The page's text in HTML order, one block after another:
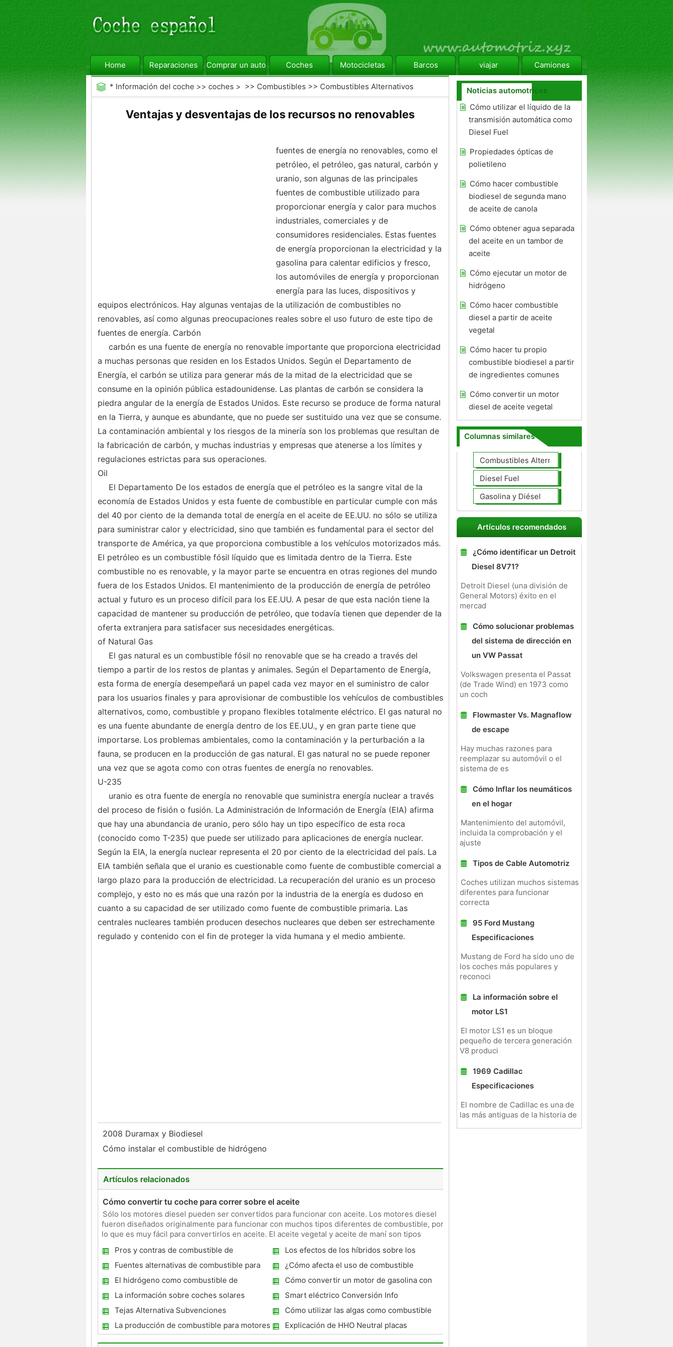
Home Reparaciones Comprar un automóvil Coches Motocicletas Barcos viajar Camiones
* Información del coche >> coches > >> Combustibles >> Combustibles Alternativos
Ventajas y desventajas de los recursos no renovables
fuentes de energía no renovables, como el
petróleo, el petróleo, gas natural, carbón y
uranio, son algunas de las principales
fuentes de combustible utilizado para
proporcionar energía y calor para muchos
industriales, comerciales y de
consumidores residenciales. Estas fuentes
de energía proporcionan la electricidad y la
gasolina para calentar edificios y fresco,
los automóviles de energía y proporcionan
energía para las luces, dispositivos y
equipos electrónicos. Hay algunas ventajas de la utilización de combustibles no
renovables, así como algunas preocupaciones reales sobre el uso futuro de este tipo de
fuentes de energía. Carbón
carbón es una fuente de energía no renovable importante que proporciona electricidad
a muchas personas que residen en los Estados Unidos. Según el Departamento de
Energía, el carbón se utiliza para generar más de la mitad de la electricidad que se
consume en la opinión pública estadounidense. Las plantas de carbón se considera la
piedra angular de la energía de Estados Unidos. Este recurso se produce de forma natural
en la Tierra, y aunque es abundante, que no puede ser sustituido una vez que se consume.
La contaminación ambiental y los riesgos de la minería son los problemas que resultan de
la fabricación de carbón, y muchas industrias y empresas que atenerse a los límites y
regulaciones estrictas para sus operaciones.
Oil
El Departamento De los estados de energía que el petróleo es la sangre vital de la
economía de Estados Unidos y esta fuente de combustible en particular cumple con más
del 40 por ciento de la demanda total de energía en el aceite de EE.UU. no sólo se utiliza
para suministrar calor y electricidad, sino que también es fundamental para el sector del
transporte de América, ya que proporciona combustible a los vehículos motorizados más.
El petróleo es un combustible fósil líquido que es limitada dentro de la Tierra. Este
combustible no es renovable, y la mayor parte se encuentra en otras regiones del mundo
fuera de los Estados Unidos. El mantenimiento de la producción de energía de petróleo
actual y futuro es un proceso difícil para los EE.UU. A pesar de que esta nación tiene la
capacidad de mantener su producción de petróleo, que todavía tienen que depender de la
oferta extranjera para satisfacer sus necesidades energéticas.
of Natural Gas
El gas natural es un combustible fósil no renovable que se ha creado a través del
tiempo a partir de los restos de plantas y animales. Según el Departamento de Energía,
esta forma de energía desempeñará un papel cada vez mayor en el suministro de calor
para los usuarios finales y para aprovisionar de combustible los vehículos de combustibles
alternativos, como, combustible y propano flexibles totalmente eléctrico. El gas natural no
es una fuente abundante de energía dentro de los EE.UU., y en gran parte tiene que
importarse. Los problemas ambientales, como la contaminación y la perturbación a la
fauna, se producen en la producción de gas natural. El gas natural no se puede reponer
una vez que se agota como con otras fuentes de energía no renovables.
U-235
uranio es otra fuente de energía no renovable que suministra energía nuclear a través
del proceso de fisión o fusión. La Administración de Información de Energía (EIA) afirma
que hay una abundancia de uranio, pero sólo hay un tipo específico de esta roca
(conocido como T-235) que puede ser utilizado para aplicaciones de energía nuclear.
Según la EIA, la energía nuclear representa el 20 por ciento de la electricidad del país. La
EIA también señala que el uranio es cuestionable como fuente de combustible comercial a
largo plazo para la producción de electricidad. La recuperación del uranio es un proceso
complejo, y esto no es más que una razón por la industria de la energía es dudoso en
cuanto a su capacidad de ser utilizado como fuente de combustible primaria. Las
centrales nucleares también producen desechos nucleares que deben ser estrechamente
regulado y contenido con el fin de proteger la vida humana y el medio ambiente.
2008 Duramax y Biodiesel
Cómo instalar el combustible de hidrógeno
Artículos relacionados
Cómo convertir tu coche para correr sobre el aceite
Sólo los motores diesel pueden ser convertidos para funcionar con aceite. Los motores diesel
fueron diseñados originalmente para funcionar con muchos tipos diferentes de combustible, por
lo que es muy fácil para convertirlos en aceite. El aceite vegetal y aceite de maní son tipos
Pros y contras de combustible de
hidrógeno
Los efectos de los híbridos sobre los
recursos de combustible
Fuentes alternativas de combustible para
motor Coches
¿Cómo afecta el uso de combustible
biodiesel Líneas de combustible
El hidrógeno como combustible de
transporte se están desarrollando
Cómo convertir un motor de gasolina con
alcohol
La información sobre coches solares
Smart eléctrico Conversión Info
Tejas Alternativa Subvenciones
combustible
Cómo utilizar las algas como combustible
Biodiesel
La producción de combustible para motores
diesel de ozonización del aceite de girasol
Explicación de HHO Neutral placas
Noticias automotrices
Cómo utilizar el líquido de la
transmisión automática como
Diesel Fuel
Propiedades ópticas de
polietileno
Cómo hacer combustible
biodiesel de segunda mano
de aceite de canola
Cómo obtener agua separada
del aceite en un tambor de
aceite
Cómo ejecutar un motor de
hidrógeno
Cómo hacer combustible
diesel a partir de aceite
vegetal
Cómo hacer tu propio
combustible biodiesel a partir
de ingredientes comunes
Cómo convertir un motor
diesel de aceite vegetal
Columnas similares
Combustibles Alternativos
Diesel Fuel
Gasolina y Diésel
Artículos recomendados
¿Cómo identificar un Detroit
Diesel 8V71?
Detroit Diesel (una división de
General Motors) éxito en el
mercad
Cómo solucionar problemas
del sistema de dirección en
un VW Passat
Volkswagen presenta el Passat
(de Trade Wind) en 1973 como
un coch
Flowmaster Vs. Magnaflow
de escape
Hay muchas razones para
reemplazar su automóvil o el
sistema de es
Cómo Inflar los neumáticos
en el hogar
Mantenimiento del automóvil,
incluida la comprobación y el
ajuste
Tipos de Cable Automotriz
Coches utilizan muchos sistemas
diferentes para funcionar
correcta
95 Ford Mustang
Especificaciones
Mustang de Ford ha sido uno de
los coches más populares y
reconoci
La información sobre el
motor LS1
El motor LS1 es un bloque
pequeño de tercera generación
V8 produci
1969 Cadillac
Especificaciones
El nombre de Cadillac es una de
las más antiguas de la historia de